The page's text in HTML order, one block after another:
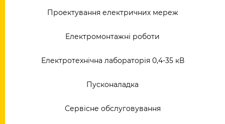
Проектування електричних мереж
Електромонтажні роботи
Електротехнічна лабораторія 0,4-35 кВ
Пусконаладка
Сервісне обслуговування